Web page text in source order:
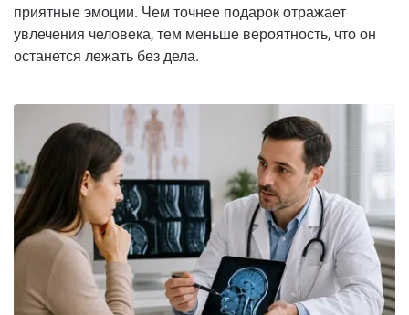
приятные эмоции. Чем точнее подарок отражает
увлечения человека, тем меньше вероятность, что он
останется лежать без дела.